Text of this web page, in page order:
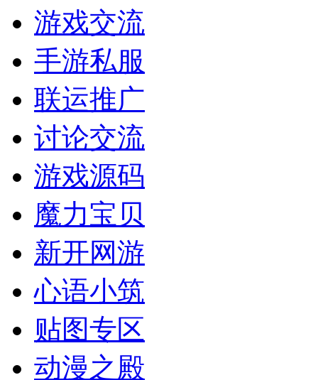
游戏交流
手游私服
联运推广
讨论交流
游戏源码
魔力宝贝
新开网游
心语小筑
贴图专区
动漫之殿